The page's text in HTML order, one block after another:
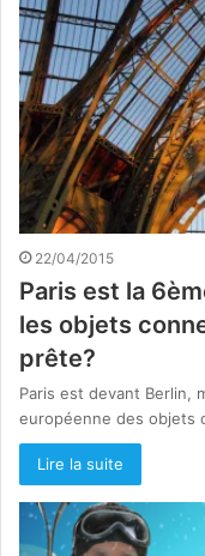
22/04/2015
Paris est la
les objets
prête?
Paris est devant Berlin,
européenne des objets
Lire la suite